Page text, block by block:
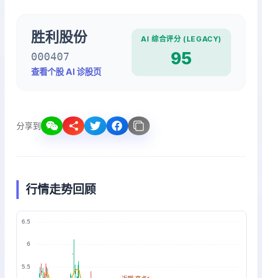
胜利股份
000407
查看个股 AI 诊股页
AI 综合评分 (LEGACY)
95
分享到
行情走势回顾